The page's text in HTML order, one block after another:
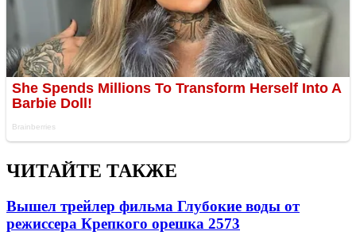
ЧИТАЙТЕ ТАКЖЕ
Вышел трейлер фильма Глубокие воды от
режиссера Крепкого орешка 2573